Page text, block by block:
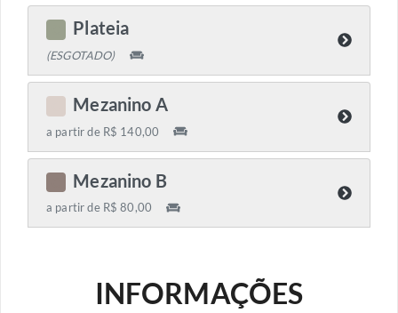
Plateia
(ESGOTADO)
Mezanino A
a partir de R$ 140,00
Mezanino B
a partir de R$ 80,00
INFORMAÇÕES